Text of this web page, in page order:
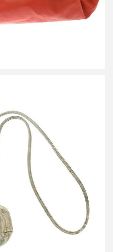
ジレザーショルダーバッグ
円
見る